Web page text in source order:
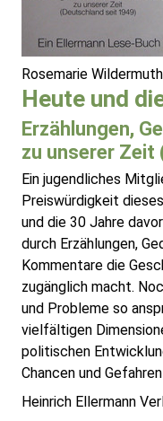
Rosemarie Wildermuth
Heute und
Erzählungen,
zu unserer
Ein jugendliches
Preiswürdigkeit
und die 30 Jahre
durch Erzählungen,
Kommentare die
zugänglich macht.
und Probleme so
vielfältigen
politischen
Chancen und
Heinrich Ellermann